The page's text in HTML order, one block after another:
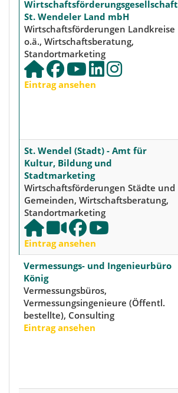
Wirtschaftsförderungsgesellschaft
St. Wendeler Land mbH
Wirtschaftsförderungen Landkreise
o.ä., Wirtschaftsberatung,
Standortmarketing
Eintrag ansehen
St. Wendel (Stadt) - Amt für
Kultur, Bildung und
Stadtmarketing
Wirtschaftsförderungen Städte und
Gemeinden, Wirtschaftsberatung,
Standortmarketing
Eintrag ansehen
Vermessungs- und Ingenieurbüro
König
Vermessungsbüros,
Vermessungsingenieure (Öffentl.
bestellte), Consulting
Eintrag ansehen